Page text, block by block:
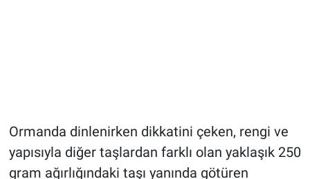
Ormanda dinlenirken dikkatini çeken, rengi ve
yapısıyla diğer taşlardan farklı olan yaklaşık 250
gram ağırlığındaki taşı yanında götüren